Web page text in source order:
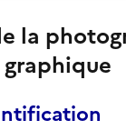
la